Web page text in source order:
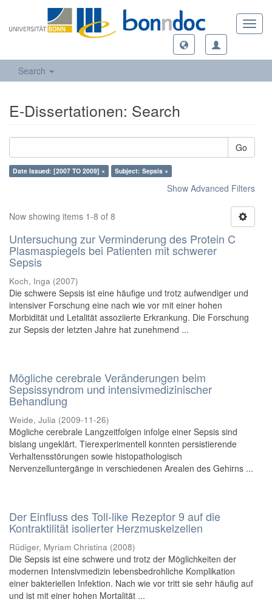
Search
E-Dissertationen: Search
Go
Date Issued: [2007 TO 2009] × Subject: Sepsis ×
Show Advanced Filters
Now showing items 1-8 of 8
Untersuchung zur Verminderung des Protein C
Plasmaspiegels bei Patienten mit schwerer
Sepsis
Koch, Inga (2007)
Die schwere Sepsis ist eine häufige und trotz aufwendiger und
intensiver Forschung eine nach wie vor mit einer hohen
Morbidität und Letalität assoziierte Erkrankung. Die Forschung
zur Sepsis der letzten Jahre hat zunehmend ...
Mögliche cerebrale Veränderungen beim
Sepsissyndrom und intensivmedizinischer
Behandlung
Weide, Julia (2009-11-26)
Mögliche cerebrale Langzeitfolgen infolge einer Sepsis sind
bislang ungeklärt. Tierexperimentell konnten persistierende
Verhaltensstörungen sowie histopathologisch
Nervenzelluntergänge in verschiedenen Arealen des Gehirns ...
Der Einfluss des Toll-like Rezeptor 9 auf die
Kontraktilität isolierter Herzmuskelzellen
Rüdiger, Myriam Christina (2008)
Die Sepsis ist eine schwere und trotz der Möglichkeiten der
modernen Intensivmedizin lebensbedrohliche Komplikation
einer bakteriellen Infektion. Nach wie vor tritt sie sehr häufig auf
und ist mit einer hohen Mortalität ...